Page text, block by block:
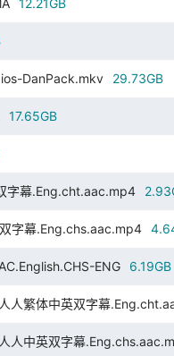
DanPack.mkv 29.73GB
17.65GB
字幕.Eng.cht.aac.mp4
字幕.Eng.chs.aac.mp4
ENG 6.19GB
人繁体中英双字幕
人中英双字幕